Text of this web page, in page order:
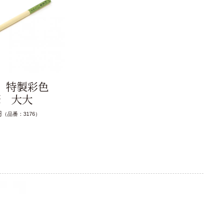
製彩色
大大
（品番：3176）